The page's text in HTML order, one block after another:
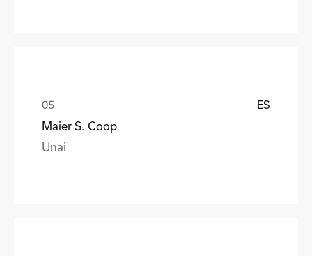
ES
Maier S. Coop
Unai